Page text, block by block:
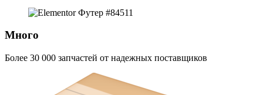
Много
Более 30 000 запчастей от надежных поставщиков